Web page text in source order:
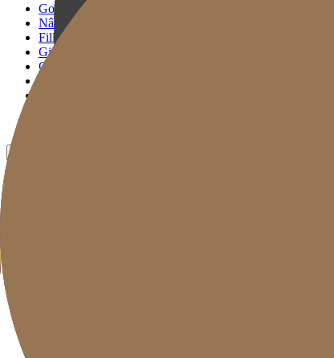
Gold J Clinic
Nâng Cơ Signature
Filler Signature
Giải Pháp Trẻ Hóa
Chăm sóc Da